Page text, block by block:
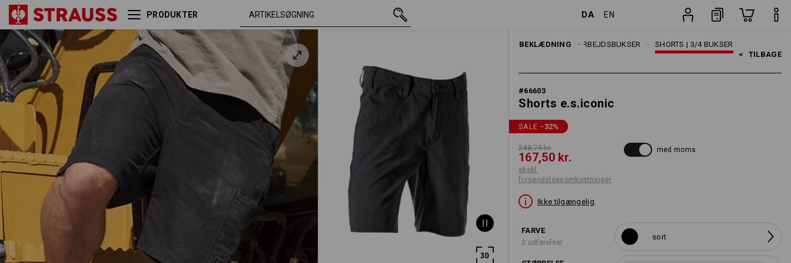
PRODUKTER DA EN
BEKLÆDNING SHORTS | 3/4 BUKSER
ARBEJDSBUKSER
HERRER
< TILBAGE
#66603
Shorts e.s.iconic
SALE -32%
248,75 kr.
167,50 kr.
ekskl.
forsendelsesomkostninger
med moms
Ikke tilgængelig
FARVE
2 udførelser
sort
Shorts e.s.iconic sort C54
248,75 kr.